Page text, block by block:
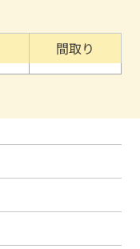
間取り
売り土地